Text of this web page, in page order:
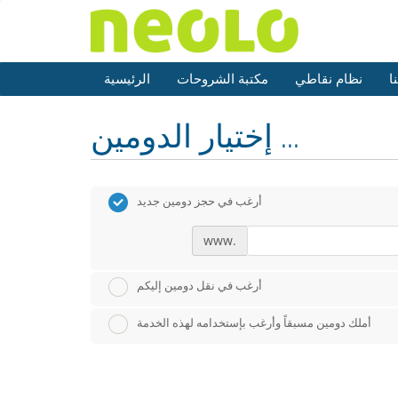
الرئيسية مكتبة الشروحات نظام نقاطي
إختيار الدومين ...
أرغب في حجز دومين جديد
www.
أرغب في نقل دومين إليكم
أملك دومين مسبقاً وأرغب بإستخدامه لهذه الخدمة